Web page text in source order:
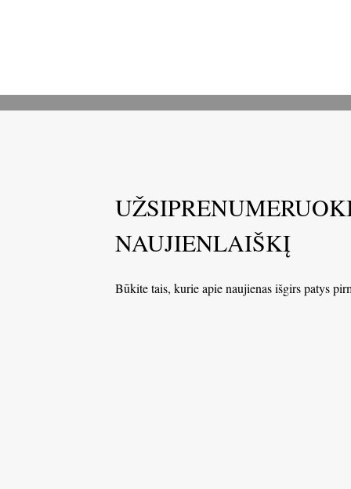
NAUJIENLAIŠKĮ
Būkite tais, kurie apie naujienas išgirs patys